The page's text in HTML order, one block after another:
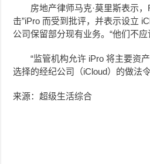
房地产律师马克·莫里斯表示
击”iPro 而受到批评，并表示设立
公司保留部分现有业务。“他们不应
“监管机构允许 iPro 将主要资
选择的经纪公司（iCloud）的做法
来源：超级生活综合